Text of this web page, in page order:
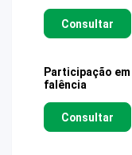
Consultar
Participação em
falência
Consultar